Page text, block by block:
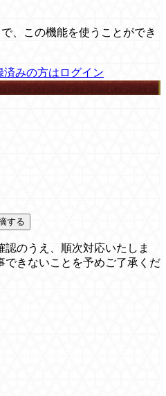
、この機能を使うことができ
済みの方はログイン
する
のうえ、順次対応いたしま
できないことを予めご了承くだ